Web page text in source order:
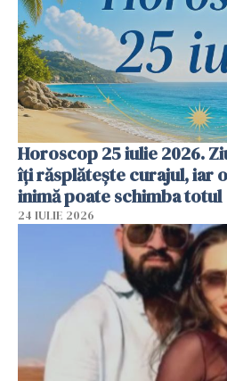
Horoscop 25 iulie 2026.
îți răsplătește curajul, iar
inimă poate schimba totul
24 IULIE 2026